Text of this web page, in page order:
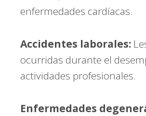
enfermedades cardíacas.
Accidentes laborales:
ocurridas durante el
actividades profesionales.
Enfermedades